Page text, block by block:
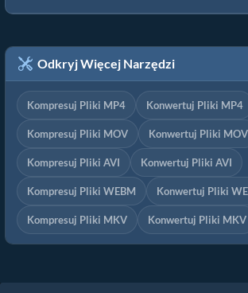
Odkryj Więcej Narzędzi
Kompresuj Pliki MP4 Konwertuj Pliki MP4
Kompresuj Pliki MOV Konwertuj Pliki MOV
Kompresuj Pliki AVI Konwertuj Pliki AVI
Kompresuj Pliki WEBM Konwertuj Pliki
Kompresuj Pliki MKV Konwertuj Pliki MKV